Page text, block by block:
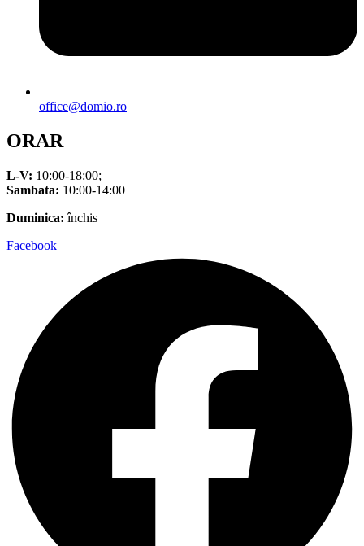
office@domio.ro
ORAR
L-V: 10:00-18:00;
Sambata: 10:00-14:00
Duminica: închis
Facebook